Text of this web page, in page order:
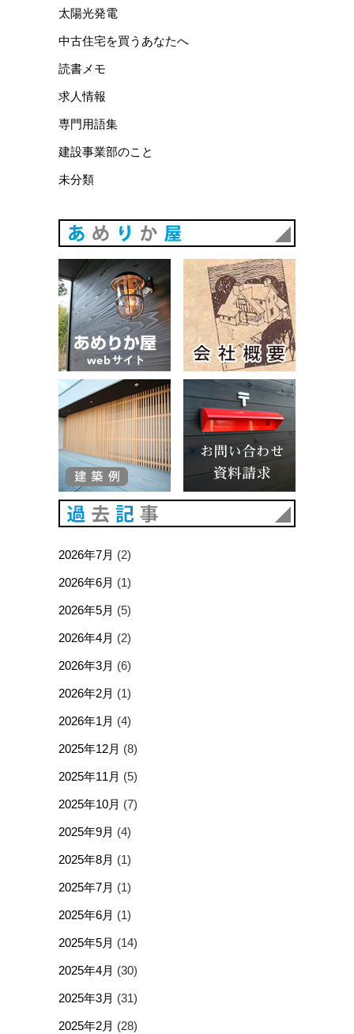
太陽光発電
中古住宅を買うあなたへ
読書メモ
求人情報
専門用語集
建設事業部のこと
未分類
あめりか屋WEBサイト
2026年7月 (2)
2026年6月 (1)
2026年5月 (5)
2026年4月 (2)
2026年3月 (6)
2026年2月 (1)
2026年1月 (4)
2025年12月 (8)
2025年11月 (5)
2025年10月 (7)
2025年9月 (4)
2025年8月 (1)
2025年7月 (1)
2025年6月 (1)
2025年5月 (14)
2025年4月 (30)
2025年3月 (31)
2025年2月 (28)